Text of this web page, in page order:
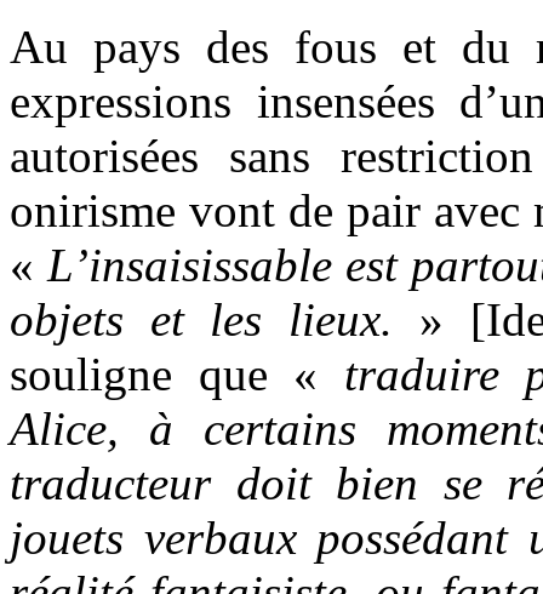
Au pays des fous et du
expressions insensées
autorisées sans
onirisme vont de pair avec
«L’insaisissable est
objets et les lieux. »
souligne que « traduire
Alice, à certains
traducteur doit bien se
jouets verbaux